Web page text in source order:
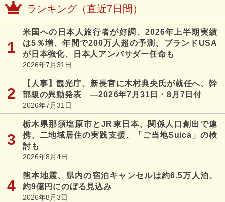
ランキング（直近7日間）
米国への日本人旅行者が好調、2026年上半期実績
は5％増、年間で200万人超の予測、ブランドUSA
が日本強化、日本人アンバサダー任命も
2026年7月31日
【人事】観光庁、新長官に木村典央氏が就任へ、幹
部級の異動発表 ―2026年7月31日・8月7日付
2026年7月31日
栃木県那須塩原市とJR東日本、関係人口創出で連
携、二地域居住の実践支援、「ご当地Suica」の検
討も
2026年8月4日
熊本地震、県内の宿泊キャンセルは約6.5万人泊、
約9億円にのぼる見込み
2026年8月3日